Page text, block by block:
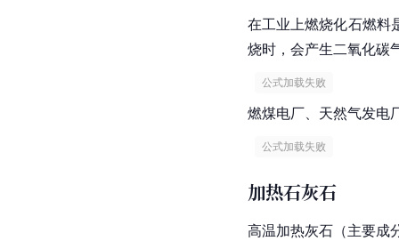
在工业上燃烧化石燃料
烧时，会产生二氧化碳
公式加载失败
燃煤电厂、天然气发电
公式加载失败
加热石灰石
高温加热灰石（主要成